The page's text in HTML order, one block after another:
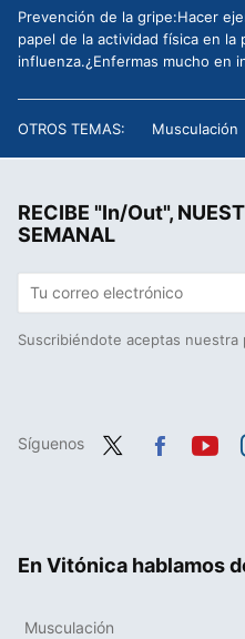
Prevención de la gripe:Hacer
papel de la actividad física en
influenza.¿Enfermas mucho en
OTROS TEMAS: Musculación
RECIBE "In/Out",
SEMANAL
Suscribiéndote aceptas nuestra
Síguenos
En Vitónica hablamos
Musculación